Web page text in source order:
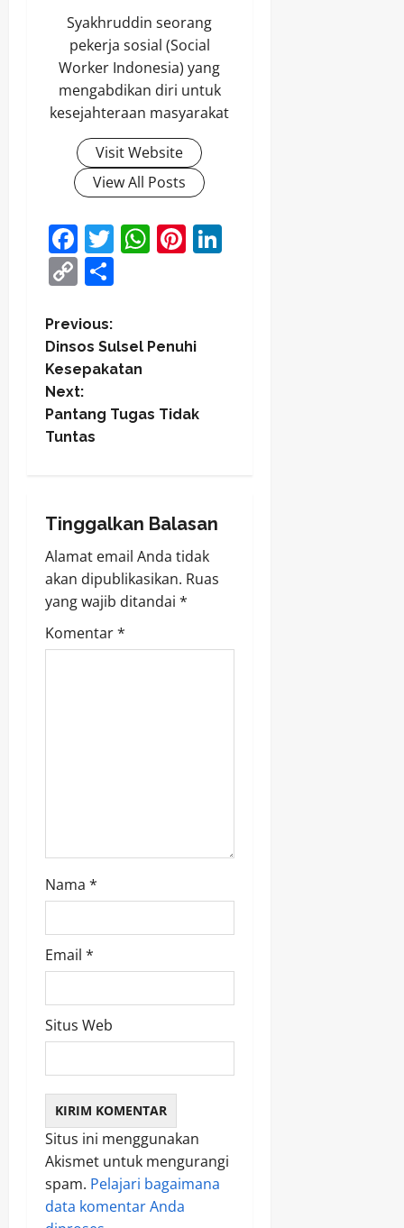
Syakhruddin seorang
pekerja sosial (Social
Worker Indonesia) yang
mengabdikan diri untuk
kesejahteraan masyarakat
Visit Website
View All Posts
Facebook
Twitter
WhatsApp
Pinterest
Copy
P
o
s
t
a
v
i
g
Previous:
Dinsos Sulsel Penuhi
Kesepakatan
Next:
Pantang Tugas Tidak
Tuntas
Tinggalkan Balasan
Alamat email Anda tidak
akan dipublikasikan. Ruas
yang wajib ditandai *
Komentar*
Nama *
Email *
Situs Web
Situs ini menggunakan
Akismet untuk mengurangi
spam. Pelajari bagaimana
data komentar Anda